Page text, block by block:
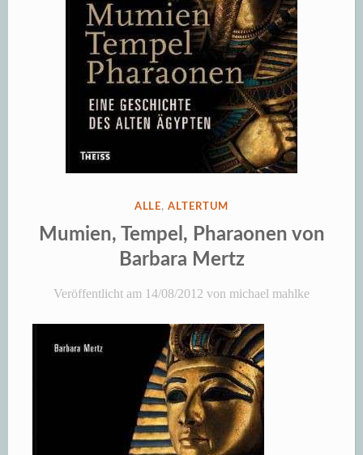
VERÖFFENTLICHT
ALLE,ALTERTUM
Mumien, Tempel, Pharaonen von
Barbara Mertz
Veröffentlicht am 14/08/2012 von michael mahlke